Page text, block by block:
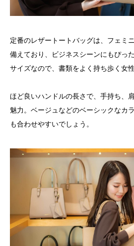
定番のレザートートバッグは、フェミ
備えており、ビジネスシーンにもぴっ
サイズなので、書類をよく持ち歩く女
ほど良いハンドルの長さで、手持ち、
魅力。ベージュなどのベーシックなカ
も合わせやすいでしょう。